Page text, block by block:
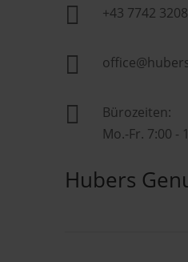
 +43 7742 3208


Bürozeiten:
Mo.-Fr. 7:00 -
Hubers